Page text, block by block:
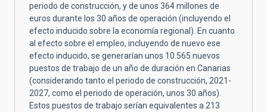
periodo de construcción, y de unos 364 millones de
euros durante los 30 años de operación (incluyendo el
efecto inducido sobre la economía regional). En cuanto
al efecto sobre el empleo, incluyendo de nuevo ese
efecto inducido, se generarían unos 10.565 nuevos
puestos de trabajo de un año de duración en Canarias
(considerando tanto el periodo de construcción, 2021-
2027, como el periodo de operación, unos 30 años).
Estos puestos de trabajo serían equivalentes a 213